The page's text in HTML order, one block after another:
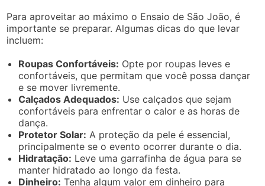
Para aproveitar ao máximo o Ensaio de São João, é
importante se preparar. Algumas dicas do que levar
incluem:
Roupas Confortáveis: Opte por roupas leves e
confortáveis, que permitam que você possa dançar
e se mover livremente.
Calçados Adequados: Use calçados que sejam
confortáveis para enfrentar o calor e as horas de
dança.
Protetor Solar: A proteção da pele é essencial,
principalmente se o evento ocorrer durante o dia.
Hidratação: Leve uma garrafinha de água para se
manter hidratado ao longo da festa.
Dinheiro: Tenha algum valor em dinheiro para